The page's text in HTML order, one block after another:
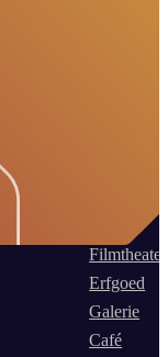
Filmtheater
Erfgoed
Galerie
Café